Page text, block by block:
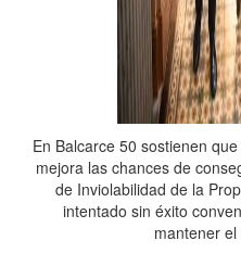
En Balcarce 50 sostienen
mejora las chances de
de Inviolabilidad de la
intentado sin éxito
mantener